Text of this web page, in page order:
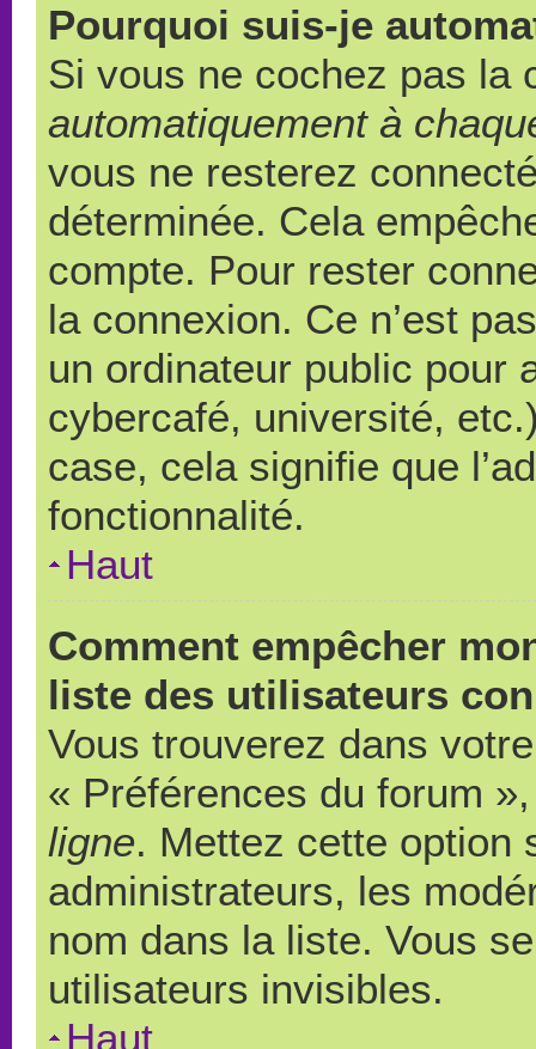
Pourquoi suis-je
Si vous ne cochez pas la
automatiquement à
vous ne resterez
déterminée. Cela
compte. Pour rester
la connexion. Ce n’est
un ordinateur public pour
cybercafé, université,
case, cela signifie que
fonctionnalité.
Haut
Comment empêcher
liste des utilisateurs
Vous trouverez dans
« Préférences du forum
ligne. Mettez cette option
administrateurs, les
nom dans la liste. Vous
utilisateurs invisibles.
Haut